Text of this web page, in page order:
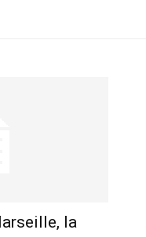
la